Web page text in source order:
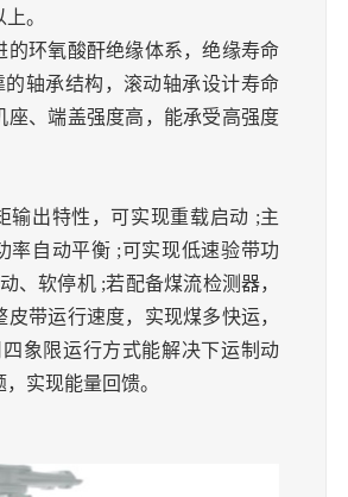
。
的环氧酸酐绝缘体系，绝缘寿命
的轴承结构，滚动轴承设计寿命
座、端盖强度高，能承受高强度
输出特性，可实现重载启动 ;主
率自动平衡 ;可实现低速验带功
、软停机;若配备煤流检测器，
皮带运行速度，实现煤多快运，
四象限运行方式能解决下运制动
实现能量回馈。